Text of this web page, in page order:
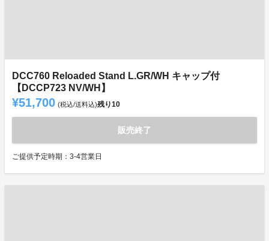
DCC760 Reloaded Stand L.GR/WH キャップ付
【DCCP723 NV/WH】
¥51,700 (税込/送料込)残り10
販売終了
ご提供予定時期：3-4営業日